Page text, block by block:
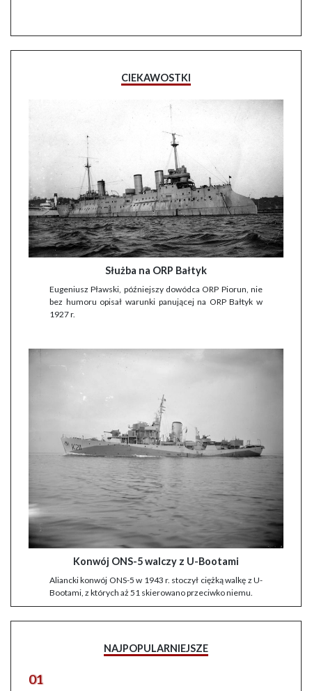
CIEKAWOSTKI
Służba na ORP Bałtyk
Eugeniusz Pławski, późniejszy dowódca ORP Piorun, nie
bez humoru opisał warunki panującej na ORP Bałtyk w
1927 r.
Konwój ONS-5 walczy z U-Bootami
Aliancki konwój ONS-5 w 1943 r. stoczył ciężką walkę z U-
Bootami, z których aż 51 skierowano przeciwko niemu.
NAJPOPULARNIEJSZE
01